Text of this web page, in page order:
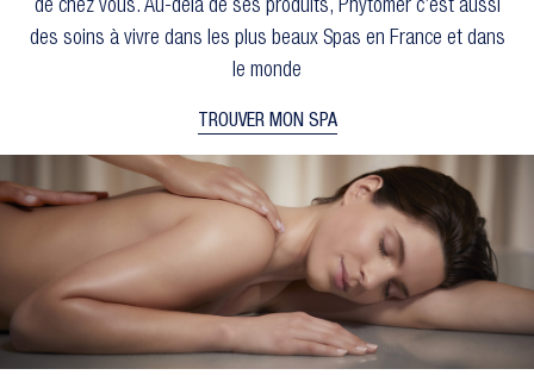
de chez vous. Au-delà de ses produits, Phytomer c’est aussi
des soins à vivre dans les plus beaux Spas en France et dans
le monde
TROUVER MON SPA